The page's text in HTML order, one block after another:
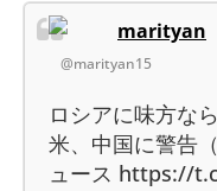
marityan
@marityan15
ロシアに味方な
米、中国に警告
ュース https://